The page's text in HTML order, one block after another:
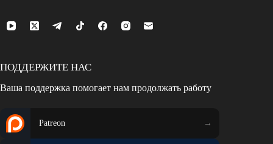
ПОДДЕРЖИТЕ НАС
Ваша поддержка помогает нам продолжать работу
Patreon